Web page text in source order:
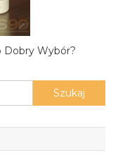
Dobry Wybór?
Szukaj: